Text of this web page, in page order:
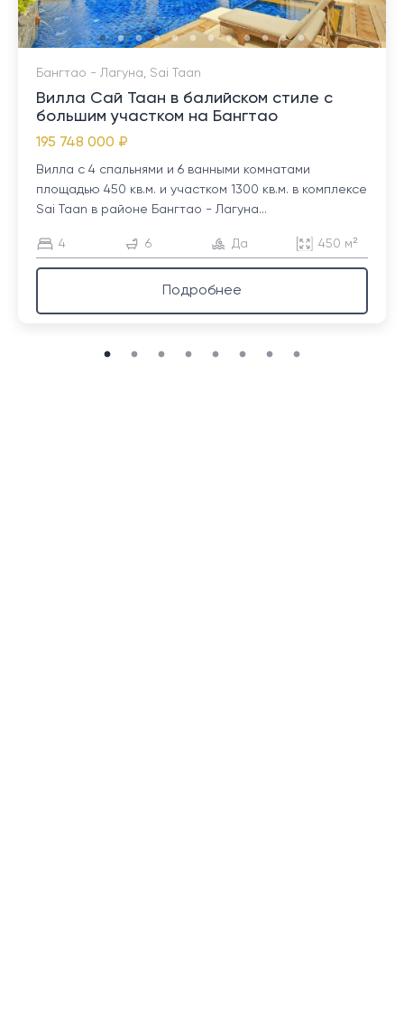
Бангтао - Лагуна, Sai Taan
Вилла Сай Таан в балийском стиле с
большим участком на Бангтао
195 748 000 ₽
Вилла с 4 спальнями и 6 ванными комнатами
площадью 450 кв.м. и участком 1300 кв.м. в комплексе
Sai Taan в районе Бангтао - Лагуна...
4 6 Да 450 м²
Подробнее